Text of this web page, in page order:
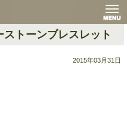
トーンブレスレット
2015年03月31日